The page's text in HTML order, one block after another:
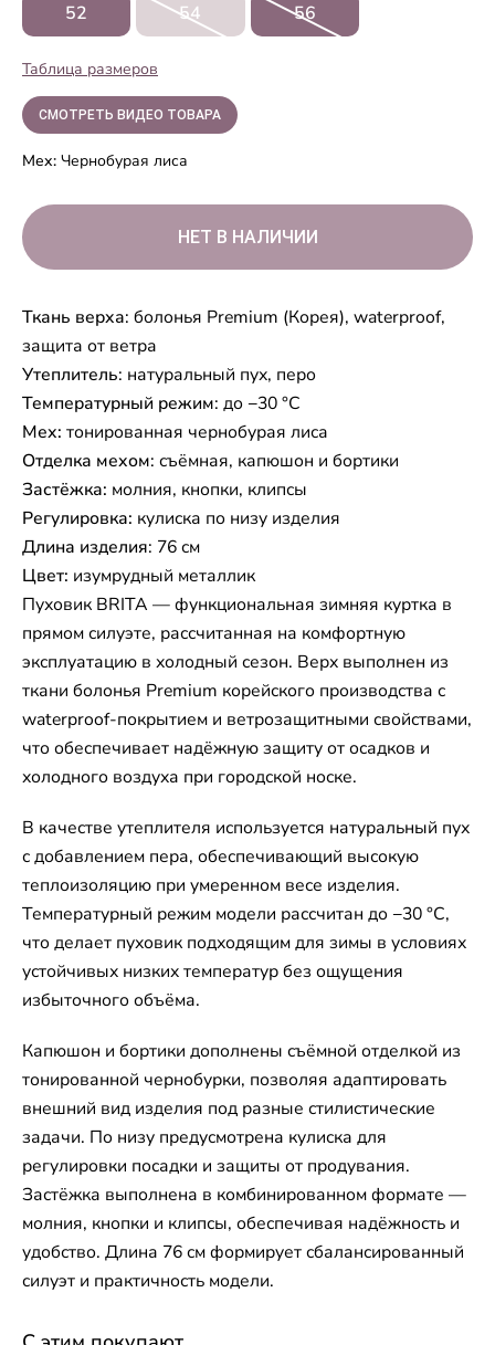
52 54 56
Таблица размеров
СМОТРЕТЬ ВИДЕО ТОВАРА
Мех: Чернобурая лиса
Ткань верха: болонья Premium (Корея), waterproof,
защита от ветра
Утеплитель: натуральный пух, перо
Температурный режим: до −30 °C
Мех: тонированная чернобурая лиса
Отделка мехом: съёмная, капюшон и бортики
Застёжка: молния, кнопки, клипсы
Регулировка: кулиска по низу изделия
Длина изделия: 76 см
Цвет: изумрудный металлик
Пуховик BRITA — функциональная зимняя куртка в
прямом силуэте, рассчитанная на комфортную
эксплуатацию в холодный сезон. Верх выполнен из
ткани болонья Premium корейского производства с
waterproof-покрытием и ветрозащитными свойствами,
что обеспечивает надёжную защиту от осадков и
холодного воздуха при городской носке.
В качестве утеплителя используется натуральный пух
с добавлением пера, обеспечивающий высокую
теплоизоляцию при умеренном весе изделия.
Температурный режим модели рассчитан до −30 °C,
что делает пуховик подходящим для зимы в условиях
устойчивых низких температур без ощущения
избыточного объёма.
Капюшон и бортики дополнены съёмной отделкой из
тонированной чернобурки, позволяя адаптировать
внешний вид изделия под разные стилистические
задачи. По низу предусмотрена кулиска для
регулировки посадки и защиты от продувания.
Застёжка выполнена в комбинированном формате —
молния, кнопки и клипсы, обеспечивая надёжность и
удобство. Длина 76 см формирует сбалансированный
силуэт и практичность модели.